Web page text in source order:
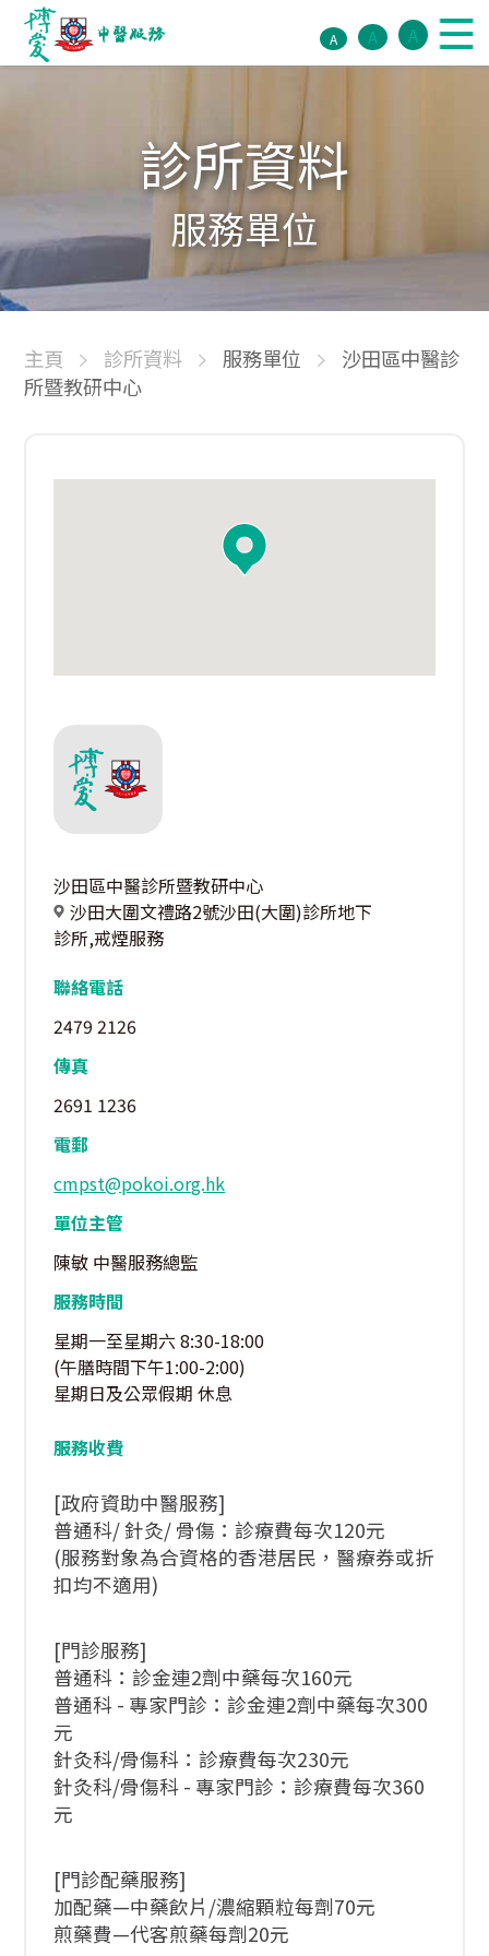
A A A
診所資料
服務單位
主頁 診所資料 服務單位
沙田區中醫診
所暨教研中心
沙田區中醫診所暨教研中心
沙田大圍文禮路2號沙田(大圍)診所地下
診所,戒煙服務
聯絡電話
2479 2126
傳真
2691 1236
電郵
cmpst@pokoi.org.hk
單位主管
陳敏 中醫服務總監
服務時間
星期一至星期六 8:30-18:00
(午膳時間下午1:00-2:00)
星期日及公眾假期 休息
服務收費
[政府資助中醫服務]
普通科/ 針灸/ 骨傷：診療費每次120元
(服務對象為合資格的香港居民，醫療券或折
扣均不適用)
[門診服務]
普通科：診金連2劑中藥每次160元
普通科 - 專家門診：診金連2劑中藥每次300
元
針灸科/骨傷科：診療費每次230元
針灸科/骨傷科 - 專家門診：診療費每次360
元
[門診配藥服務]
加配藥—中藥飲片/濃縮顆粒每劑70元
煎藥費—代客煎藥每劑20元